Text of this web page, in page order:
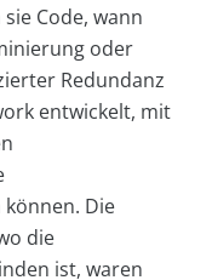
Code, wann
oder
Redundanz
entwickelt, mit
Die
die
ist, waren